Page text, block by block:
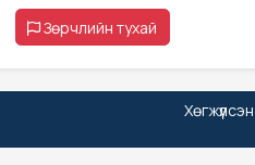
Зөрчлийн тухай